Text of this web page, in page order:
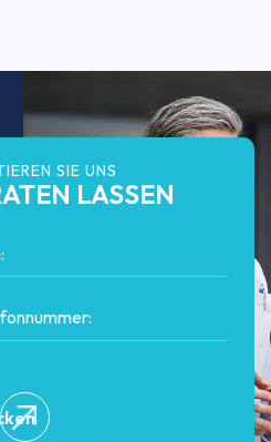
SIE UNS
LASSEN